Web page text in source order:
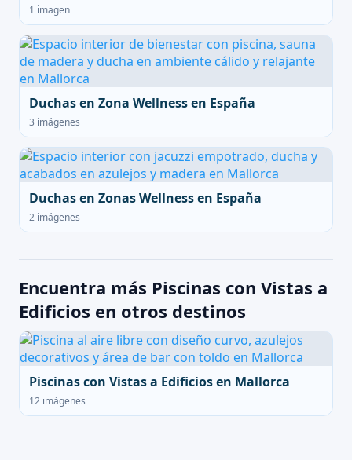
1 imagen
Duchas en Zona Wellness en España
3 imágenes
Duchas en Zonas Wellness en España
2 imágenes
Encuentra más Piscinas con Vistas a
Edificios en otros destinos
Piscinas con Vistas a Edificios en Mallorca
12 imágenes